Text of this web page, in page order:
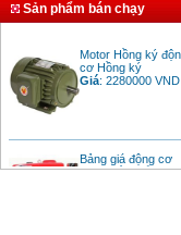
Sản phẩm bán chạy
cơ Hồng ký
Giá:2280000
Bảng giá động cơ
diesel đầu nổ diesel
Giá:6500000VND